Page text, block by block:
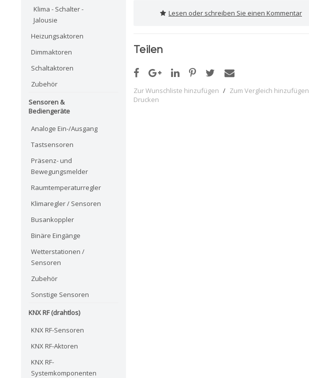
Klima - Schalter -
Jalousie
Heizungsaktoren
Dimmaktoren
Schaltaktoren
Zubehör
Sensoren &
Bediengeräte
Analoge Ein-/Ausgang
Tastsensoren
Präsenz- und
Bewegungsmelder
Raumtemperaturregler
Klimaregler / Sensoren
Busankoppler
Binäre Eingänge
Wetterstationen /
Sensoren
Zubehör
Sonstige Sensoren
KNX RF (drahtlos)
KNX RF-Sensoren
KNX RF-Aktoren
KNX RF-
Systemkomponenten
Lesen oder schreiben Sie einen Kommentar
Teilen
Zur Wunschliste hinzufügen / Zum Vergleich hinzufügen
Drucken